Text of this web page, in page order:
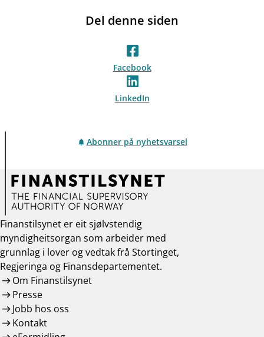
Del denne siden
Facebook
LinkedIn
Abonner på nyhetsvarsel
Finanstilsynet er eit sjølvstendig
myndigheitsorgan som arbeider med
grunnlag i lover og vedtak frå Stortinget,
Regjeringa og Finansdepartementet.
Om Finanstilsynet
Presse
Jobb hos oss
Kontakt